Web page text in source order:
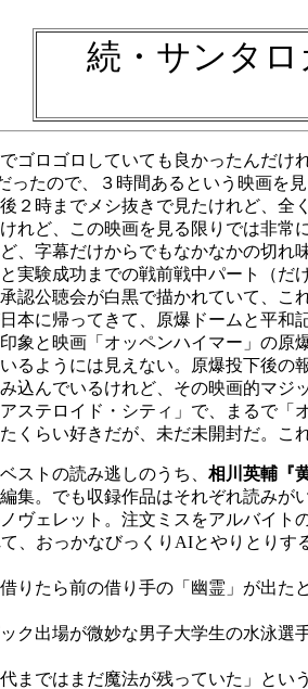
続・サンタ
ゴロゴロしていても良かったんだけ
たので、３時間あるという映画を
時までメシ抜きで見たけれど、全
れど、この映画を見る限りでは非
、字幕だけからでもなかなかの切れ
実験成功までの戦前戦中パート（
認公聴会が白黒で描かれていて、こ
本に帰ってきて、原爆ドームと平
象と映画「オッペンハイマー」の
るようには見えない。原爆投下後
込んでいるけれど、その映画的マジ
テロイド・シティ」で、まるで「
くらい好きだが、未だ未開封だ。こ
ストの読み逃しのうち、 相川英輔『
。でも収録作品はそれぞれ読みが
ヴェレット。注文ミスをアルバイ
、おっかなびっくりAIとやりとり
りたら前の借り手の「幽霊」が出
ク出場が微妙な男子大学生の水泳選
まではまだ魔法が残っていた」とい